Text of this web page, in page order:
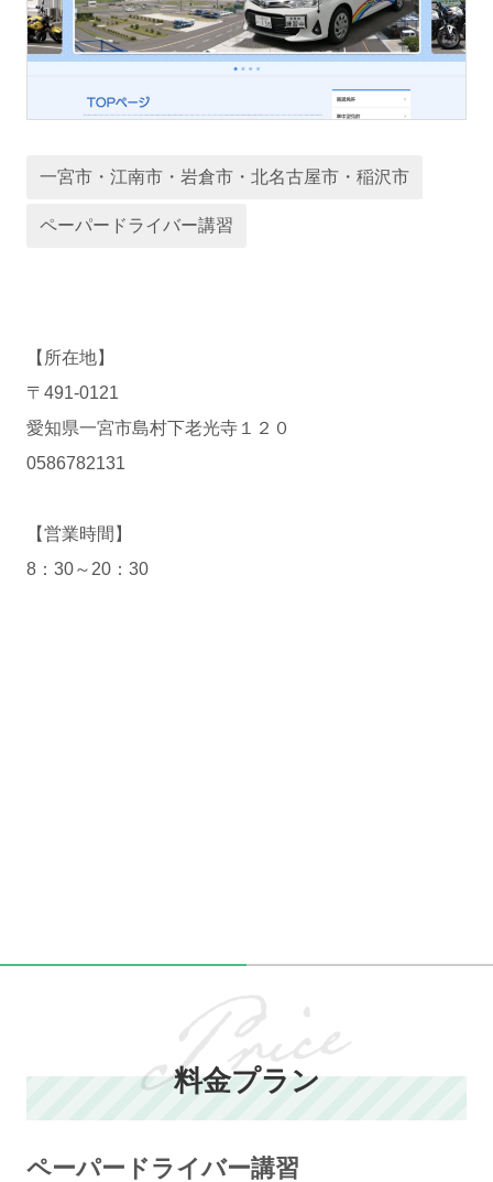
講習トピックス
運営会社
一宮市・江南市・岩倉市・北名古屋市・稲沢市
ペーパードライバー講習
【所在地】
〒491-0121
愛知県一宮市島村下老光寺１２０
0586782131
【営業時間】
8：30～20：30
料金プラン
ペーパードライバー講習